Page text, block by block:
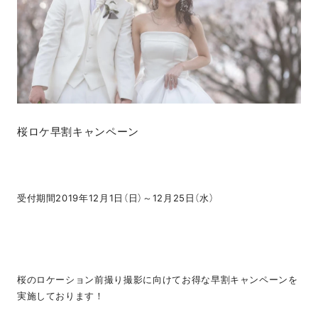
桜ロケ早割キャンペーン
受付期間2019年12月1日（日）～12月25日（水）
桜のロケーション前撮り撮影に向けてお得な早割キャンペーンを
実施しております！